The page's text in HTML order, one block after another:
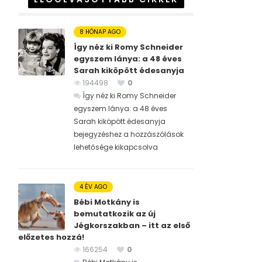
8 HÓNAP AGO
Így néz ki Romy Schneider
egyszem lánya: a 48 éves
Sarah kiköpött édesanyja
194498
0
Így néz ki Romy Schneider
egyszem lánya: a 48 éves
Sarah kiköpött édesanyja
bejegyzéshez a hozzászólások
lehetősége kikapcsolva
4 ÉV AGO
Bébi Motkány is
bemutatkozik az új
Jégkorszakban – itt az első
előzetes hozzá!
166254
0